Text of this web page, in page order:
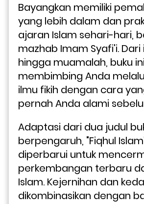
Bayangkan memiliki
yang lebih dalam dan
ajaran Islam sehari-hari,
mazhab Imam Syafi'i.
hingga muamalah, buku
membimbing Anda
ilmu fikih dengan cara
pernah Anda alami
Adaptasi dari dua judul
berpengaruh, "Fiqhul
diperbarui untuk
perkembangan terbaru
Islam. Kejernihan dan
dikombinasikan dengan